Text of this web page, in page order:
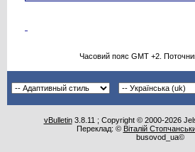
Часовий пояс GMT +2.
vBulletin3.8.11 ; Copyright © 2000-2026
Переклад: © Віталій
busovod_ua©